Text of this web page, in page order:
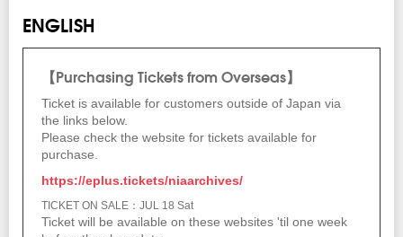
ENGLISH
【Purchasing Tickets from Overseas】
Ticket is available for customers outside of Japan via
the links below.
Please check the website for tickets available for
purchase.
https://eplus.tickets/niaarchives/
TICKET ON SALE：JUL 18 Sat
Ticket will be available on these websites 'til one week